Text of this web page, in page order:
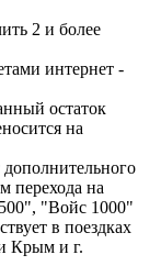
2 и более
интернет -
остаток
на
перехода на
"Войс 1000"
в поездках
Крым и г.